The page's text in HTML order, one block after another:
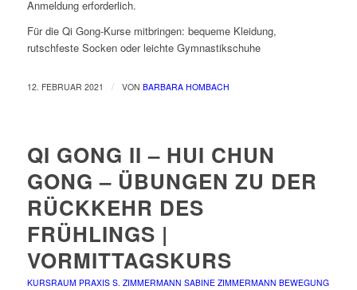
Anmeldung erforderlich.
Für die Qi Gong-Kurse mitbringen: bequeme Kleidung,
rutschfeste Socken oder leichte Gymnastikschuhe
12. FEBRUAR 2021 / VON BARBARA HOMBACH
QI GONG II – HUI CHUN
GONG – ÜBUNGEN ZU DER
RÜCKKEHR DES
FRÜHLINGS |
VORMITTAGSKURS
KURSRAUM PRAXIS S. ZIMMERMANN SABINE ZIMMERMANN BEWEGUNG